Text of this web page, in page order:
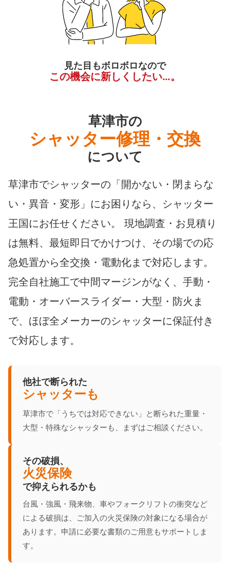
見た目もボロボロなので
この機会に新しくしたい…。
草津市の
シャッター修理・交換
について
草津市でシャッターの「開かない・閉まらな
い・異音・変形」にお困りなら、シャッター
王国にお任せください。 現地調査・お見積り
は無料、最短即日でかけつけ、その場での応
急処置から全交換・電動化まで対応します。
完全自社施工で中間マージンがなく、手動・
電動・オーバースライダー・大型・防火ま
で、ほぼ全メーカーのシャッターに保証付き
で対応します。
他社で断られた
シャッターも
草津市で「うちでは対応できない」と断られた重量・
大型・特殊なシャッターも、まずはご相談ください。
その破損、
火災保険
で抑えられるかも
台風・強風・飛来物、車やフォークリフトの衝突など
による破損は、ご加入の火災保険の対象になる場合が
あります。申請に必要な書類のご用意もサポートしま
す。